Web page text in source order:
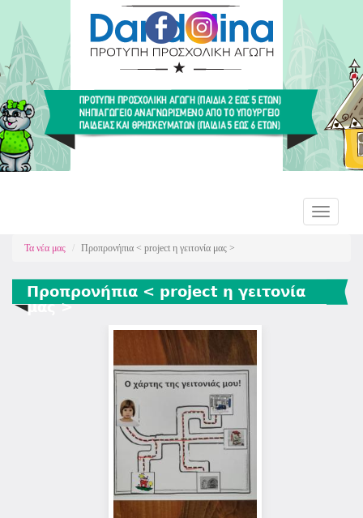
κυρίως
περιεχόμενο
Toggle
navigation
Τα νέα μας
Προπρονήπια < project η γειτονία μας >
Προπρονήπια < project η γειτονία
μας >